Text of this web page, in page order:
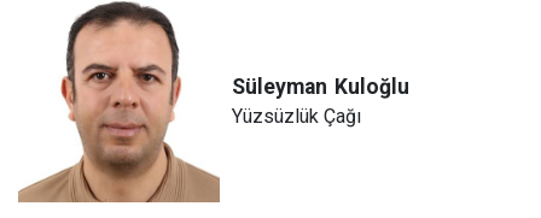
Süleyman Kuloğlu
Yüzsüzlük Çağı